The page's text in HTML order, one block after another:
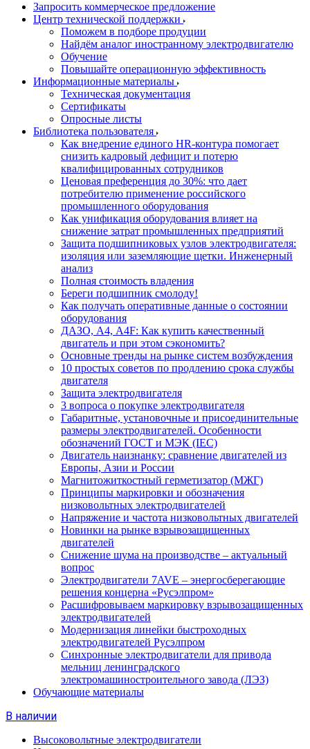
Запросить коммерческое предложение
Центр технической поддержки
Поможем в подборе продуции
Найдём аналог иностранному электродвигателю
Обучение
Повышайте операционную эффективность
Информационные материалы
Техническая документация
Сертификаты
Опросные листы
Библиотека пользователя
Как внедрение единого HR-контура помогает
снизить кадровый дефицит и потерю
квалифицированных сотрудников
Ценовая преференция до 30%: что дает
потребителю применение российского
промышленного оборудования
Как унификация оборудования влияет на
снижение затрат промышленных предприятий
Защита подшипниковых узлов электродвигателя:
изоляция или заземляющие щетки. Инженерный
анализ
Полная стоимость владения
Береги подшипник смолоду!
Как получать оперативные данные о состоянии
оборудования
ДАЗО, А4, А4F: Как купить качественный
двигатель и при этом сэкономить?
Основные тренды на рынке систем возбуждения
10 простых советов по продлению срока службы
двигателя
Защита электродвигателя
3 вопроса о покупке электродвигателя
Габаритные, установочные и присоединительные
размеры электродвигателей. Особенности
обозначений ГОСТ и МЭК (IEC)
Двигатель наизнанку: сравнение двигателей из
Европы, Азии и России
Магнитожиткостный герметизатор (МЖГ)
Принципы маркировки и обозначения
низковольтных электродвигателей
Напряжение и частота низковольтных двигателей
Новинки на рынке взрывозащищенных
двигателей
Снижение шума на производстве – актуальный
вопрос
Электродвигатели 7AVE – энергосберегающие
решения концерна «Русэлпром»
Расшифровываем маркировку взрывозащищенных
электродвигателей
Модернизация линейки быстроходных
электродвигателей Русэлпром
Синхронные электродвигатели для привода
мельниц ленинградского
электромашиностроительного завода (ЛЭЗ)
Обучающие материалы
В наличии
Высоковольтные электродвигатели